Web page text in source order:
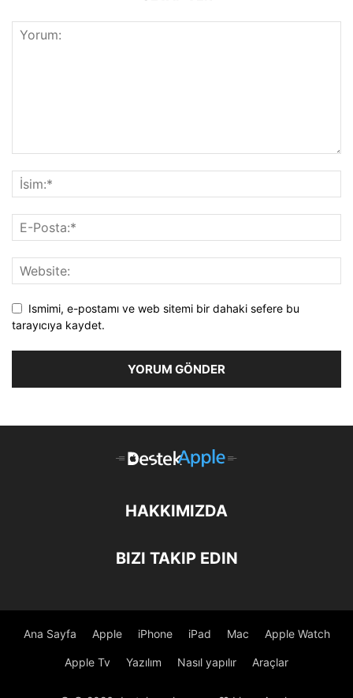
Ismimi, e-postamı ve web sitemi bir dahaki sefere bu
tarayıcıya kaydet.
HAKKIMIZDA
BIZI TAKIP EDIN
Ana Sayfa Apple iPhone iPad Mac Apple Watch
Apple Tv Yazılım Nasıl yapılır Araçlar